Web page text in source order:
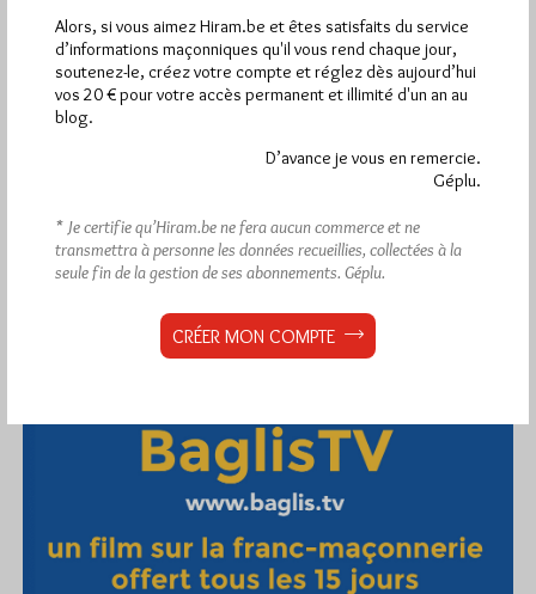
Abonnement aux Newsletters - RSS
Alors, si vous aimez Hiram.be et êtes satisfaits du service
d’informations maçonniques qu'il vous rend chaque jour,
soutenez-le, créez votre compte et réglez dès aujourd’hui
vos 20 € pour votre accès permanent et illimité d'un an au
blog.
D’avance je vous en remercie.
Géplu.
* Je certifie qu’Hiram.be ne fera aucun commerce et ne
transmettra à personne les données recueillies, collectées à la
seule fin de la gestion de ses abonnements. Géplu.
CRÉER MON COMPTE